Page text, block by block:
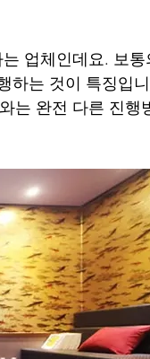
업체인데요. 보통
하는 것이 특징입
는 완전 다른 진행